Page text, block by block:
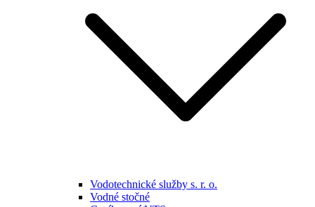
Vodotechnické služby s. r. o.
Vodné stočné